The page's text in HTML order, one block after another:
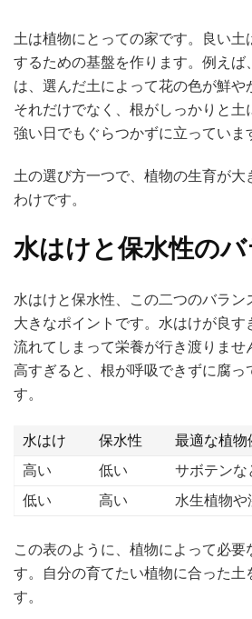
土は植物にとっての家です。良い
するための基盤を作ります。例えば
は、選んだ土によって花の色が鮮や
それだけでなく、根がしっかりと
強い日でもぐらつかずに立っていま
土の選び方一つで、植物の生育が大
わけです。
水はけと保水性の
水はけと保水性、この二つのバラン
大きなポイントです。水はけが良
流れてしまって栄養が行き渡りま
高すぎると、根が呼吸できずに腐っ
す。
水はけ 保水性
最適な植物
高い
低い
サボテン
低い
高い 水生植物
この表のように、植物によって必要
す。自分の育てたい植物に合った
す。